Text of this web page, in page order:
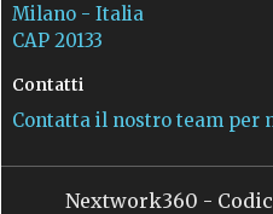
Milano - Italia
CAP 20133
Contatti
Contatta il nostro team per
Nextwork360 -